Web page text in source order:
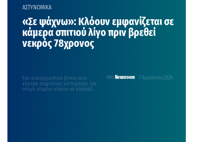
ΑΣΤΥΝΟΜΙΚΑ
«Σε ψάχνω»: Κλόουν εμφανίζεται σε
κάμερα σπιτιού λίγο πριν βρεθεί
νεκρός 78χρονος
Από Newsroom 7 Αυγούστου 2026
Ένα ανατριχιαστικό βίντεο από
κάμερα ασφαλείας καταγράφει ένα
άτομο ντυμένο κλόουν να πλησιάζει